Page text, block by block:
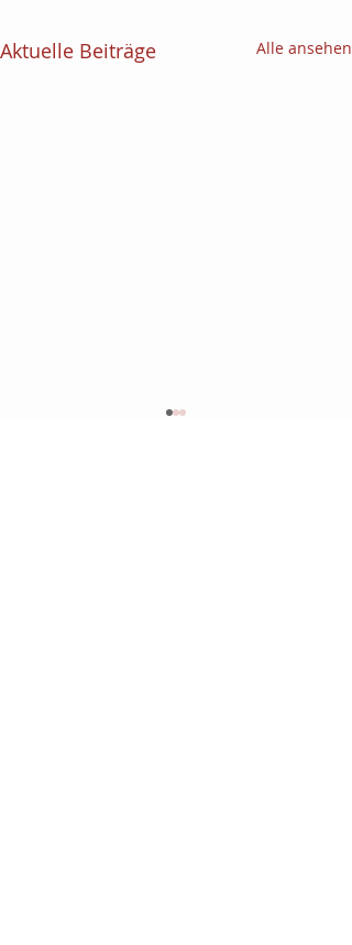
Aktuelle Beiträge Alle ansehen